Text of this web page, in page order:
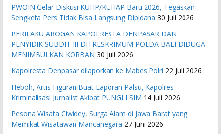
PWOIN Gelar Diskusi KUHP/KUHAP Baru 2026, Tegaskan
Sengketa Pers Tidak Bisa Langsung Dipidana 30 Juli 2026
PERILAKU AROGAN KAPOLRESTA DENPASAR DAN
PENYIDIK SUBDIT III DITRESKRIMUM POLDA BALI DIDUGA
MENIMBULKAN KORBAN 30 Juli 2026
Kapolresta Denpasar dilaporkan ke Mabes Polri 22 Juli 2026
Heboh, Artis Figuran Buat Laporan Palsu, Kapolres
Kriminalisasi Jurnalist Akibat PUNGLI SIM 14 Juli 2026
Pesona Wisata Ciwidey, Surga Alam di Jawa Barat yang
Memikat Wisatawan Mancanegara 27 Juni 2026